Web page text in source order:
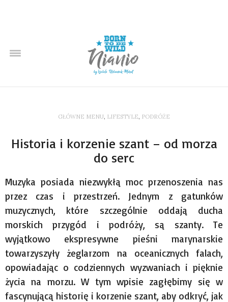
GŁÓWNE MENU, LIFESTYLE, PODRÓŻE
Historia i korzenie szant – od morza
do serc
Muzyka posiada niezwykłą moc przenoszenia nas
przez czas i przestrzeń. Jednym z gatunków
muzycznych, które szczególnie oddają ducha
morskich przygód i podróży, są szanty. Te
wyjątkowo ekspresywne pieśni marynarskie
towarzyszyły żeglarzom na oceanicznych falach,
opowiadając o codziennych wyzwaniach i pięknie
życia na morzu. W tym wpisie zagłębimy się w
fascynującą historię i korzenie szant, aby odkryć, jak